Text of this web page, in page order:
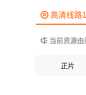
 高清线路1
 当前资源
正片